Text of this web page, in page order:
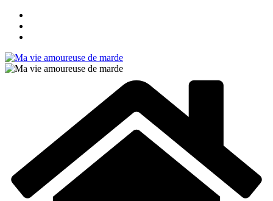
Passer
contenu